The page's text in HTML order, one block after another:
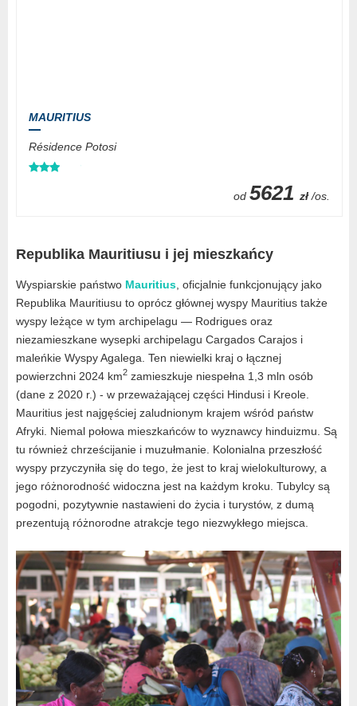
MAURITIUS
Résidence Potosi
od 5621 zł /os.
Republika Mauritiusu i jej mieszkańcy
Wyspiarskie państwo Mauritius , oficjalnie funkcjonujący jako
Republika Mauritiusu to oprócz głównej wyspy Mauritius także
wyspy leżące w tym archipelagu — Rodrigues oraz
niezamieszkane wysepki archipelagu Cargados Carajos i
maleńkie Wyspy Agalega. Ten niewielki kraj o łącznej
powierzchni 2024 km2 zamieszkuje niespełna 1,3 mln osób
(dane z 2020 r.) - w przeważającej części Hindusi i Kreole.
Mauritius jest najgęściej zaludnionym krajem wśród państw
Afryki. Niemal połowa mieszkańców to wyznawcy hinduizmu. Są
tu również chrześcijanie i muzułmanie. Kolonialna przeszłość
wyspy przyczyniła się do tego, że jest to kraj wielokulturowy, a
jego różnorodność widoczna jest na każdym kroku. Tubylcy są
pogodni, pozytywnie nastawieni do życia i turystów, z dumą
prezentują różnorodne atrakcje tego niezwykłego miejsca.